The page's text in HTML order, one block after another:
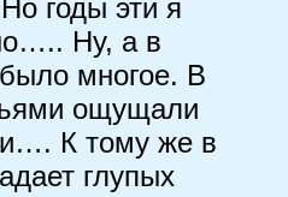
годы эти я
Ну, а в
многое. В
ощущали
К тому же в
глупых